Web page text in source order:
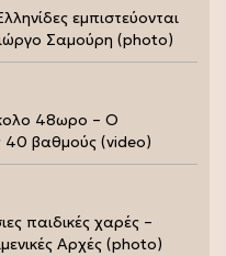
εμπιστεύονται
Σαμούρη (photo)
48ωρο – Ο
40 βαθμούς (video)
παιδικές χαρές –
Αρχές (photo)